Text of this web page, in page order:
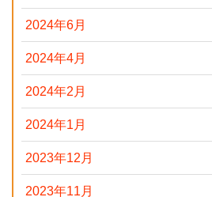
2024年6月
2024年4月
2024年2月
2024年1月
2023年12月
2023年11月